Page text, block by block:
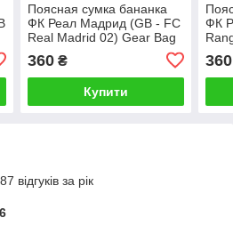
Поясная сумка бананка
ФК Реал Мадрид (GB - FC
Real Madrid 02) Gear Bag
360₴
Купити
ФК
360
відгуків за рік